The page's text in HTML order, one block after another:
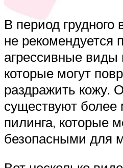
В период грудного
не рекомендуется
агрессивные виды
которые могут
раздражить кожу.
существуют более
пилинга, которые
безопасными для